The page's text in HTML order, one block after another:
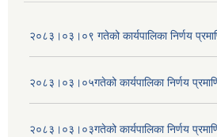
२०८३।०३।०९ गतेको कार्यपालिका निर्णय
२०८३।०३।०५गतेको कार्यपालिका निर्णय
२०८३।०३।०३गतेको कार्यपालिका निर्णय